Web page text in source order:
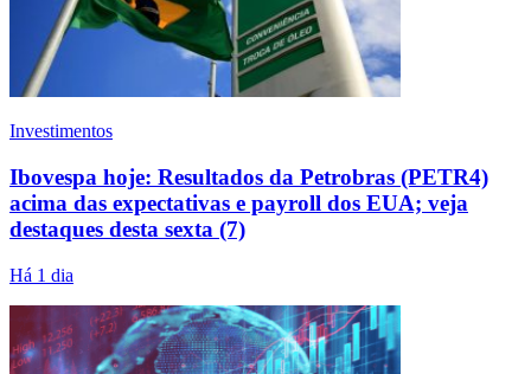
Investimentos
Ibovespa hoje: Resultados da Petrobras (PETR4)
acima das expectativas e payroll dos EUA; veja
destaques desta sexta (7)
Há 1 dia